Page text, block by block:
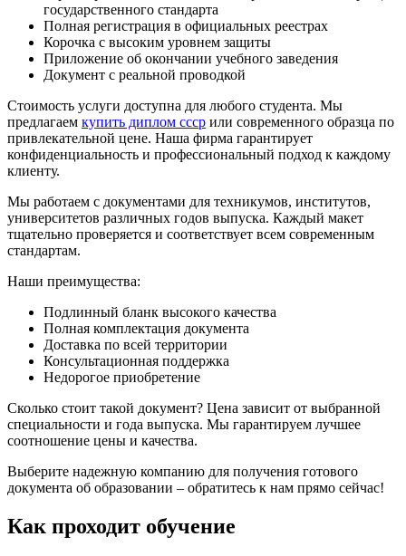
государственного стандарта
Полная регистрация в официальных реестрах
Корочка с высоким уровнем защиты
Приложение об окончании учебного заведения
Документ с реальной проводкой
Стоимость услуги доступна для любого студента. Мы
предлагаем купить диплом ссср или современного образца по
привлекательной цене. Наша фирма гарантирует
конфиденциальность и профессиональный подход к каждому
клиенту.
Мы работаем с документами для техникумов, институтов,
университетов различных годов выпуска. Каждый макет
тщательно проверяется и соответствует всем современным
стандартам.
Наши преимущества:
Подлинный бланк высокого качества
Полная комплектация документа
Доставка по всей территории
Консультационная поддержка
Недорогое приобретение
Сколько стоит такой документ? Цена зависит от выбранной
специальности и года выпуска. Мы гарантируем лучшее
соотношение цены и качества.
Выберите надежную компанию для получения готового
документа об образовании – обратитесь к нам прямо сейчас!
Как проходит обучение